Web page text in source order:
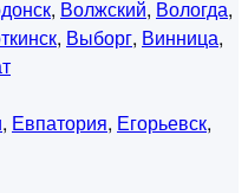
, Волжский, Вологда,
, Выборг, Винница,
, Евпатория, Егорьевск,